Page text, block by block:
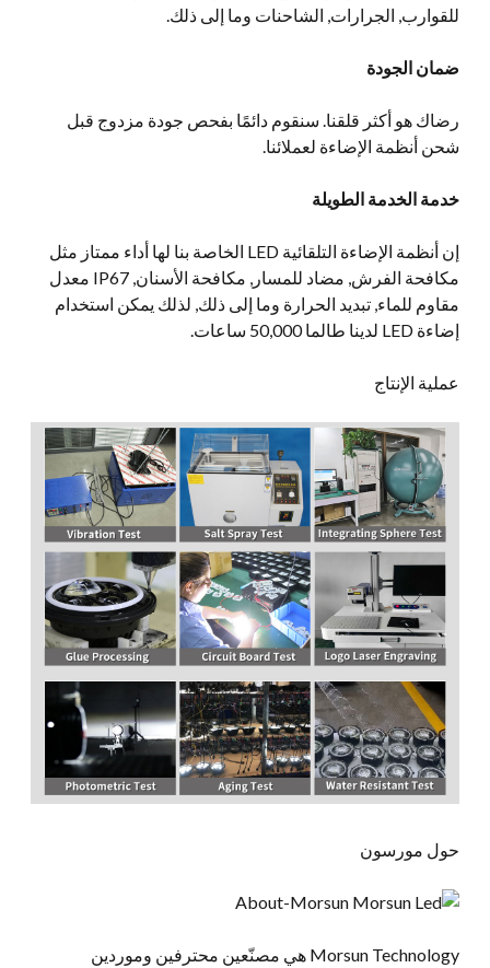
للقوارب, الجرارات, الشاحنات وما إلى ذلك.
ضمان الجودة
رضاك هو أكثر قلقنا. سنقوم دائمًا بفحص جودة مزدوج قبل
شحن أنظمة الإضاءة لعملائنا.
خدمة الخدمة الطويلة
إن أنظمة الإضاءة التلقائية LED الخاصة بنا لها أداء ممتاز مثل
مكافحة الفرش, مضاد للمسار, مكافحة الأسنان, IP67 معدل
مقاوم للماء, تبديد الحرارة وما إلى ذلك, لذلك يمكن استخدام
إضاءة LED لدينا طالما 50,000 ساعات.
عملية الإنتاج
حول مورسون
Morsun Technology هي مصنّعين محترفين وموردين